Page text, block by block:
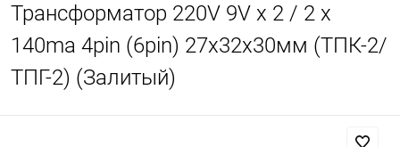
Трансформатор 220V 9V х 2 / 2 х
140ma 4pin (6pin) 27х32х30мм (ТПК-2/
ТПГ-2) (Залитый)